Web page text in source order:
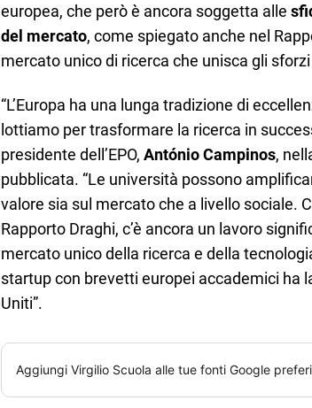
europea, che però è ancora soggetta alle
del mercato, come spiegato anche nel
mercato unico di ricerca che unisca gli
“L’Europa ha una lunga tradizione di
lottiamo per trasformare la ricerca in
presidente dell’EPO, António Campinos,
pubblicata. “Le università possono
valore sia sul mercato che a livello sociale.
Rapporto Draghi, c’è ancora un lavoro
mercato unico della ricerca e della
startup con brevetti europei accademici ha
Uniti”.
Aggiungi Virgilio Scuola alle tue fonti Google